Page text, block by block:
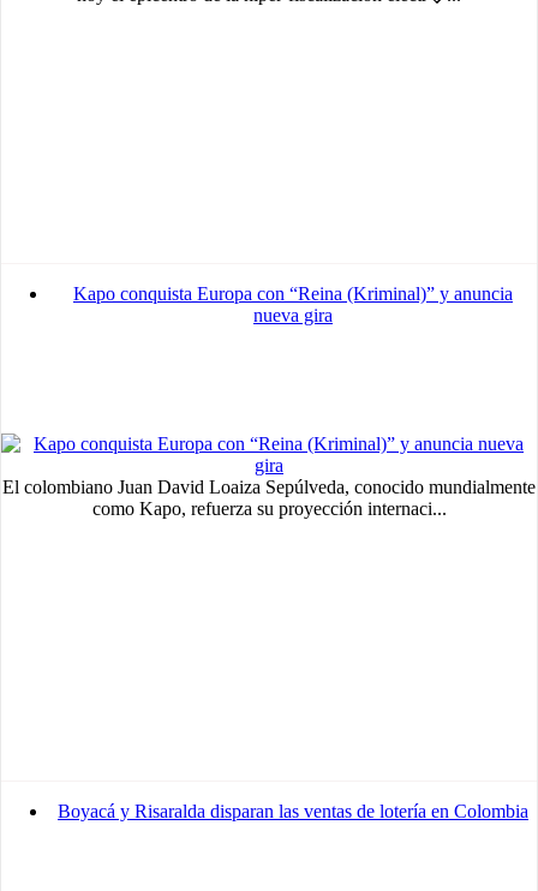
Kapo conquista Europa con “Reina (Kriminal)” y anuncia
nueva gira
El colombiano Juan David Loaiza Sepúlveda, conocido mundialmente
como Kapo, refuerza su proyección internaci...
Boyacá y Risaralda disparan las ventas de lotería en Colombia